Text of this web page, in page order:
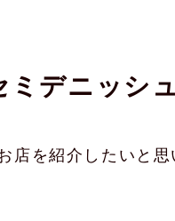
ミデニッシュ
店を紹介したいと思